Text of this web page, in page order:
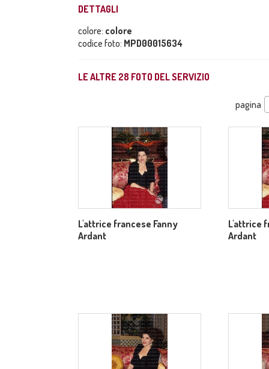
DETTAGLI
colore: colore
codice foto: MPD00015634
LE ALTRE 28 FOTO DEL SERVIZIO
pagina
L'attrice francese Fanny
Ardant
L'attrice
Ardant